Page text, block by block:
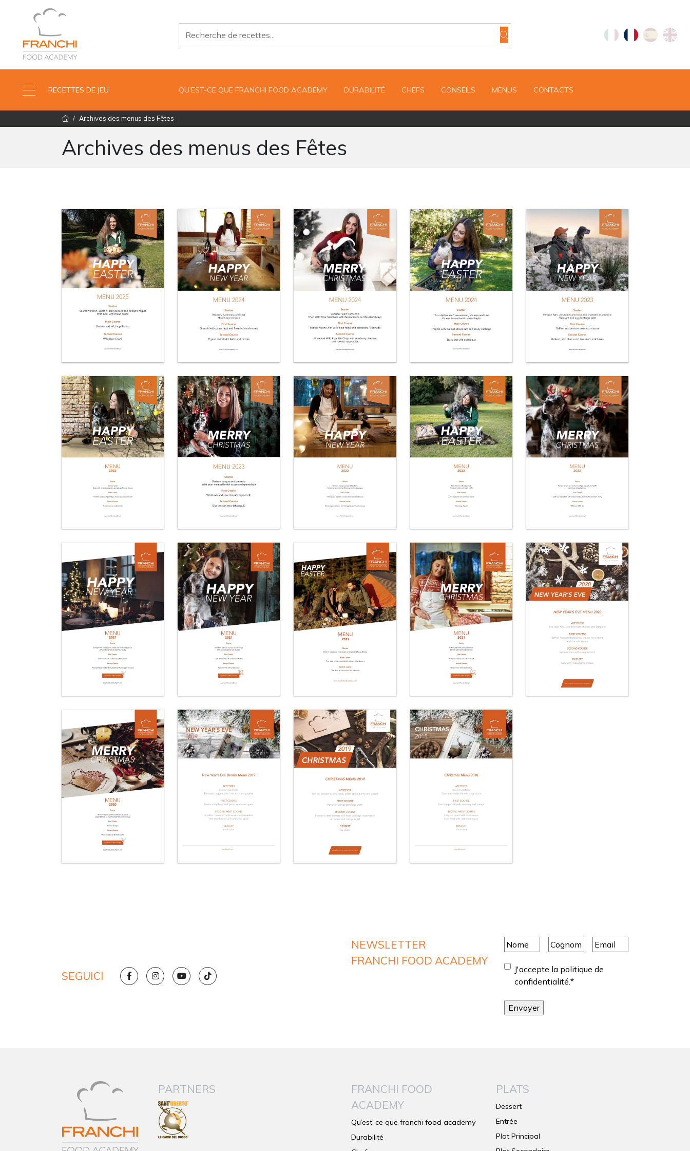
RECETTES DE JEU QU’EST-CE QUE FRANCHI FOOD ACADEMY DURABILITÉ CHEFS CONSEILS MENUS CONTACTS
Archives des menus des Fêtes
Archives des menus des Fêtes
SEGUICI
NEWSLETTER
FRANCHI FOOD ACADEMY
Nome* Cognome Email*
Consentement*
J'accepte la politique de
confidentialité. *
PARTNERS
FRANCHI FOOD
ACADEMY
Qu’est-ce que franchi food academy
Durabilité
PLATS
Dessert
Entrée
Plat Principal